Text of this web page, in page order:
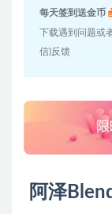
每天签到送金币
下载遇到问题或
信)反馈
阿泽